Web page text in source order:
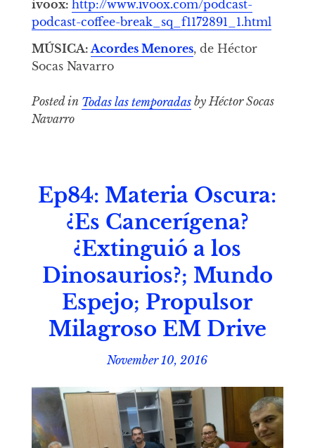
ivoox: http://www.ivoox.com/podcast-
podcast-coffee-break_sq_f1172891_1.html
MÚSICA: Acordes Menores, de Héctor
Socas Navarro
Posted in Todas las temporadasby Héctor Socas
Navarro
Ep84: Materia Oscura:
¿Es Cancerígena?
¿Extinguió a los
Dinosaurios?; Mundo
Espejo; Propulsor
Milagroso EM Drive
November 10, 2016